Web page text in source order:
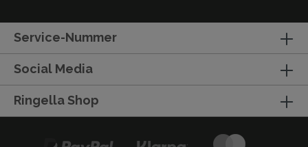
Service-Nummer
Social Media
Ringella Shop